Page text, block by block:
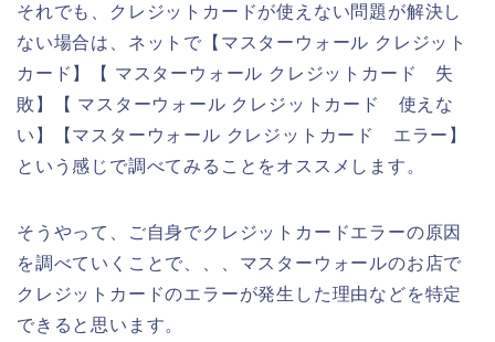
それでも、クレジットカードが使えない問題が解決し
ない場合は、ネットで【マスターウォール クレジット
カード】【 マスターウォール クレジットカード 失
敗】【 マスターウォール クレジットカード 使えな
い】【マスターウォール クレジットカード エラー】
という感じで調べてみることをオススメします。
そうやって、ご自身でクレジットカードエラーの原因
を調べていくことで、、、マスターウォールのお店で
クレジットカードのエラーが発生した理由などを特定
できると思います。